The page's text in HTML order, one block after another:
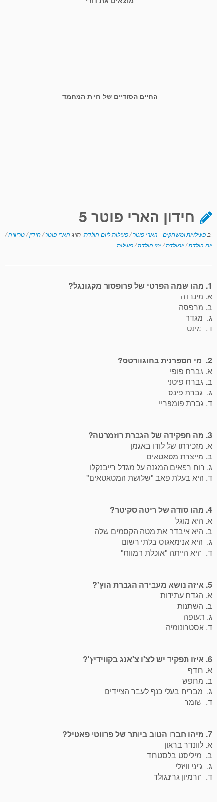
החיים הסודיים של חיות המחמד
חידון הארי פוטר 5
ב פעילויות ומשחקים - הארי פוטר/פעילות ליום הולדת תויג הארי פוטר/חידון/טריוויה/
יום הולדת/יומולדת/ימי הולדת/פעילות
1. מהו שמה הפרטי של פרופסור מקגונגל?
א. מינרווה
ב. מרפסה
ג. מגדה
ד. מינט
2. מי הספרנית בהוגוורטס?
א. גברת פופי
ב. גברת פיטני
ג. גברת פינס
ד. גברת פומפריי
3. מה תפקידה של הגברת רוזמרטה?
א. מזכירתו של לודו באגמן
ב. מייצרת מטאטאים
ג. רוח רפאים המגנה על מגדל רייבנקלו
ד. היא בעלת פאב "שלושת המטאטאים"
4. מהו סודה של ריטה סקיטר?
א. היא מוגל
ב. היא איבדה את מטה הקסמים שלה
ג. היא אנימאגוס בלתי רשום
ד. היא הייתה "אוכלת המוות"
5. איזה נושא מעבירה הגברת הוץ'?
א. הגדת עתידות
ב. השתנות
ג. תעופה
ד. אסטרונומיה
6. איזו תפקיד יש לצ'ו צ'אנג בקווידיץ'?
א. רודף
ב. מחפש
ג. מבריח בעלי כנף לעבר הציידים
ד. שומר
7. מיהו חברו הטוב ביותר של פרווטי פאטיל?
א. לוונדר בראון
ב. מיליסט בלסטרוד
ג. ג'יני וויזלי
ד. הרמיון גרינגולד